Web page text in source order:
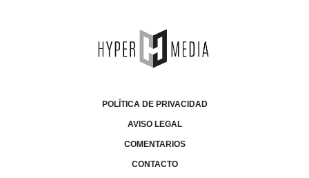
POLÍTICA DE PRIVACIDAD
AVISO LEGAL
COMENTARIOS
CONTACTO